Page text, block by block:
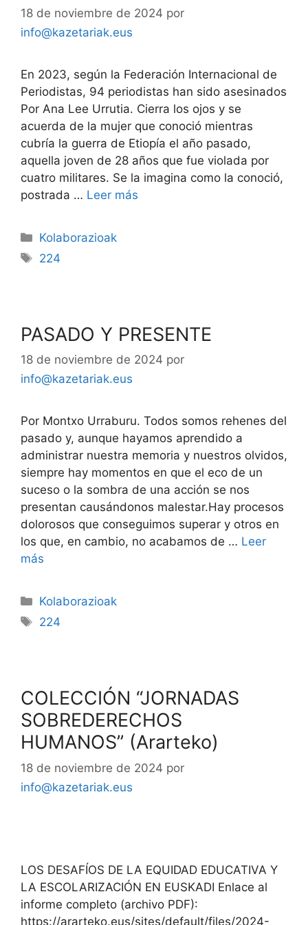
18 de noviembre de 2024 por
info@kazetariak.eus
En 2023, según la Federación Internacional de
Periodistas, 94 periodistas han sido asesinados
Por Ana Lee Urrutia. Cierra los ojos y se
acuerda de la mujer que conoció mientras
cubría la guerra de Etiopía el año pasado,
aquella joven de 28 años que fue violada por
cuatro militares. Se la imagina como la conoció,
postrada … Leer más
Kolaborazioak
224
PASADO Y PRESENTE
18 de noviembre de 2024 por
info@kazetariak.eus
Por Montxo Urraburu. Todos somos rehenes del
pasado y, aunque hayamos aprendido a
administrar nuestra memoria y nuestros olvidos,
siempre hay momentos en que el eco de un
suceso o la sombra de una acción se nos
presentan causándonos malestar.Hay procesos
dolorosos que conseguimos superar y otros en
los que, en cambio, no acabamos de … Leer
más
Kolaborazioak
224
COLECCIÓN “JORNADAS
SOBREDERECHOS
HUMANOS” (Ararteko)
18 de noviembre de 2024 por
info@kazetariak.eus
LOS DESAFÍOS DE LA EQUIDAD EDUCATIVA Y
LA ESCOLARIZACIÓN EN EUSKADI Enlace al
informe completo (archivo PDF):
https://ararteko.eus/sites/default/files/2024-